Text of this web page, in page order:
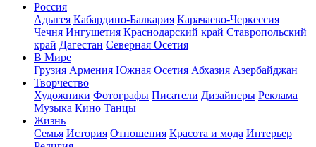
Россия
Адыгея Кабардино-Балкария Карачаево-Черкессия
Чечня Ингушетия Краснодарский край Ставропольский
край Дагестан Северная Осетия
В Мире
Грузия Армения Южная Осетия Абхазия Азербайджан
Творчество
Художники Фотографы Писатели Дизайнеры Реклама
Музыка Кино Танцы
Жизнь
Семья История Отношения Красота и мода Интерьер